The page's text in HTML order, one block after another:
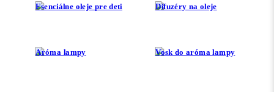
Esenciálne oleje pre deti Difuzéry na oleje
Aróma lampy Vosk do aróma lampy